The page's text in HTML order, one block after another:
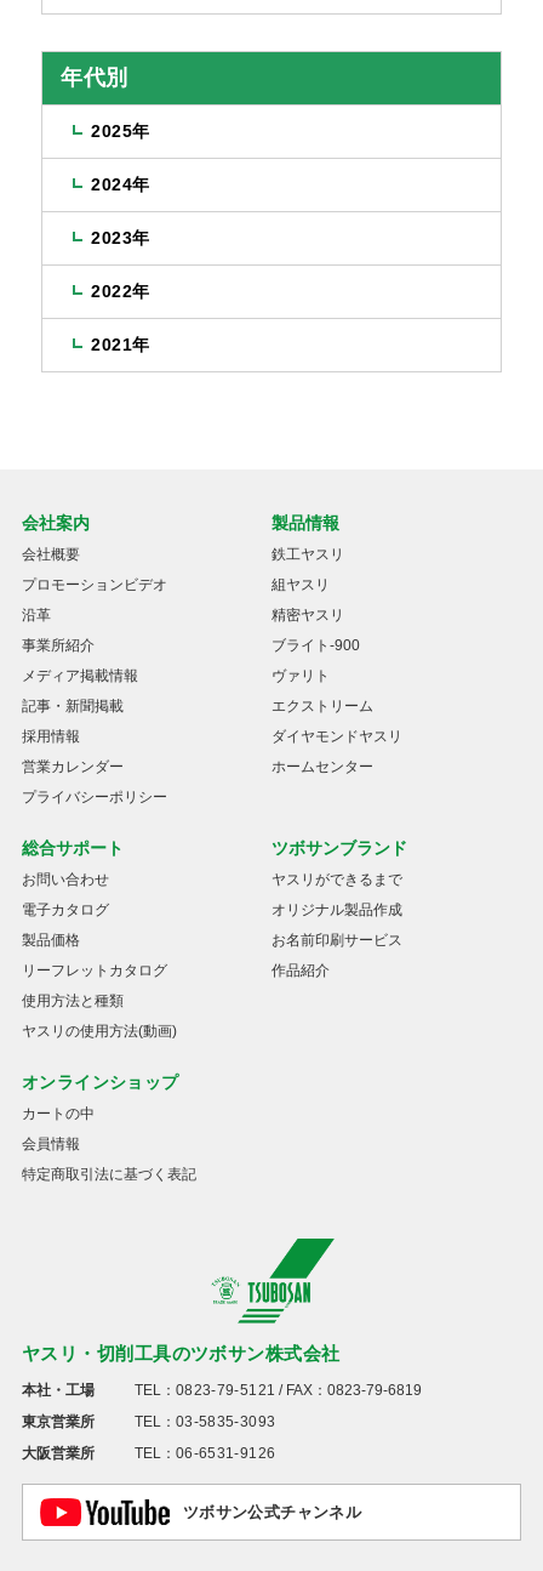
年代別
2025年
2024年
2023年
2022年
2021年
ヤスリ・切削工具のツボサン株式会社
本社・工場 TEL： 0823-79-5121 / FAX：0823-79-6819
東京営業所
TEL： 03-5835-3093
大阪営業所
TEL： 06-6531-9126
ツボサン公式チャンネル
会社案内
会社概要
プロモーションビデオ
沿革
事業所紹介
メディア掲載情報
記事・新聞掲載
採用情報
営業カレンダー
プライバシーポリシー
製品情報
鉄工ヤスリ
組ヤスリ
精密ヤスリ
ブライト-900
ヴァリト
エクストリーム
ダイヤモンドヤスリ
ホームセンター
総合サポート
お問い合わせ
電子カタログ
製品価格
リーフレットカタログ
使用方法と種類
ヤスリの使用方法(動画)
ツボサンブランド
ヤスリができるまで
オリジナル製品作成
お名前印刷サービス
作品紹介
オンラインショップ
カートの中
会員情報
特定商取引法に基づく表記